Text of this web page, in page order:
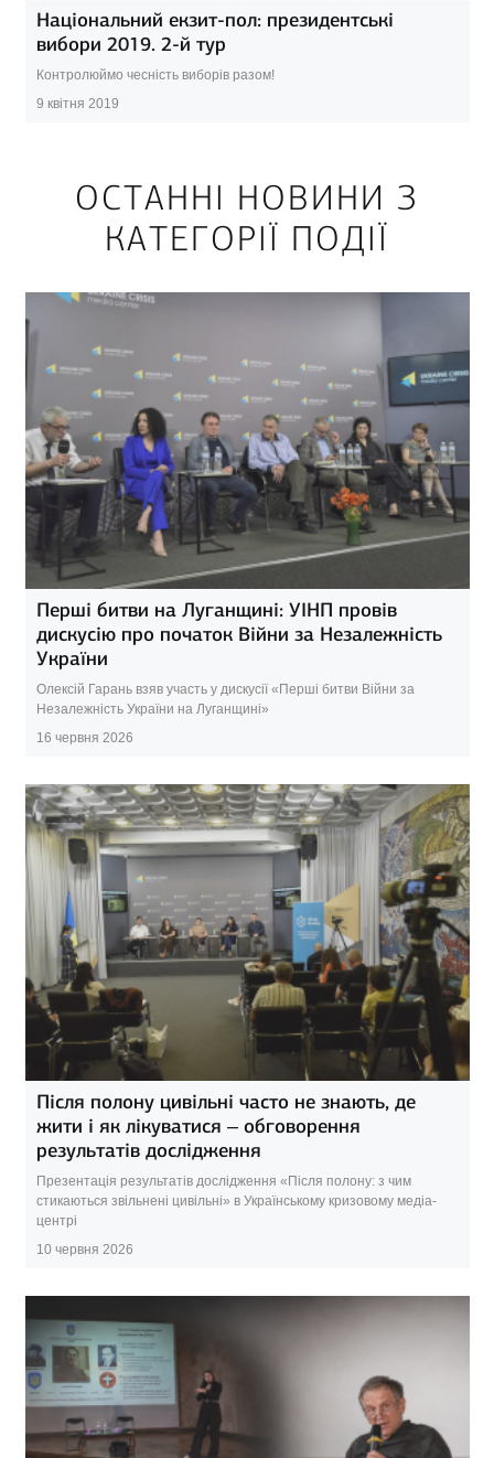
Національний екзит-пол: президентські
вибори 2019. 2-й тур
Контролюймо чесність виборів разом!
9 квітня 2019
ОСТАННІ НОВИНИ З
КАТЕГОРІЇ ПОДІЇ
Перші битви на Луганщині: УІНП провів
дискусію про початок Війни за Незалежність
України
Олексій Гарань взяв участь у дискусії «Перші битви Війни за
Незалежність України на Луганщині»
16 червня 2026
Після полону цивільні часто не знають, де
жити і як лікуватися – обговорення
результатів дослідження
Презентація результатів дослідження «Після полону: з чим
стикаються звільнені цивільні» в Українському кризовому медіа-
центрі
10 червня 2026